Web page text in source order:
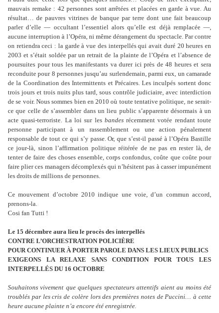
mauvais remake : 42 personnes sont arrêtées et placées en garde à vue. Au
résultat… de pauvres vitrines de banque par terre dont une fait beaucoup
parler d’elle — occultant l’essentiel alors qu’elle est déjà remplacée —,
aucune interruption à l’Opéra, ni même dérangement du spectacle. Par contre
on retiendra ceci : la garde à vue des interpellés qui avait duré 20 heures en
2003 et s’était soldée par un retrait de la plainte de l’Opéra et l’absence de
poursuites pour tous les manifestants va durer ici près de 48 heures et sera
reconduite pour 8 personnes jusqu’au surlendemain, parmi eux, un camarade
de la Coordination des Intermittents et Précaires. Les inculpés sortent donc
trois jours et trois nuits plus tard, sous contrôle judiciaire, avec interdiction
de se voir. Nous sommes bien en 2010 où toute tentative politique, ne serait-
ce que celle de s’assembler dans un lieu public s’apparente désormais à un
acte quasi-terroriste. La loi sur les bandesrécemment votée rendant toute
personne participant à un rassemblement ou une action pénalement
responsable de tout ce qui s’y passe. Or, que s’est-il passé à l’Opéra Bastille
ce jour-là, sinon l’affirmation politique réitérée de ne pas en rester là, de
tenter de faire des choses ensemble, corps confondus, coûte que coûte pour
faire plier ces managers décomplexés qui n’hésitent pas à casser impunément
les droits de millions de personnes.
Ce mouvement d’octobre 2010 indique une voie, d’un commun accord,
prenons-la.
Cosi fan Tutti !
Le 15 décembre aura lieu le procès des interpellés
CONTRE L’ORCHESTRATION POLICIÈRE
POUR CONTINUER À PORTER PAROLE DANS LES LIEUX PUBLICS
EXIGEONS LA RELAXE SANS CONDITION POUR TOUS LES
INTERPELLÉS DU 16 OCTOBRE
Souhaitons vivement que quelques spectateurs attentifs aient au moins été
troublés par les cris de colère lors des premières notes de Puccini… à cette
heure aucune plainte n’a encore été enregistrée.